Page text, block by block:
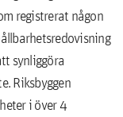
registrerat någon
synliggöra
Riksbyggen
i över 4